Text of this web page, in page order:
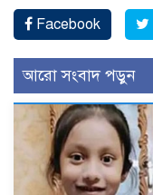
Facebook
আরো সংবাদ পড়ুন